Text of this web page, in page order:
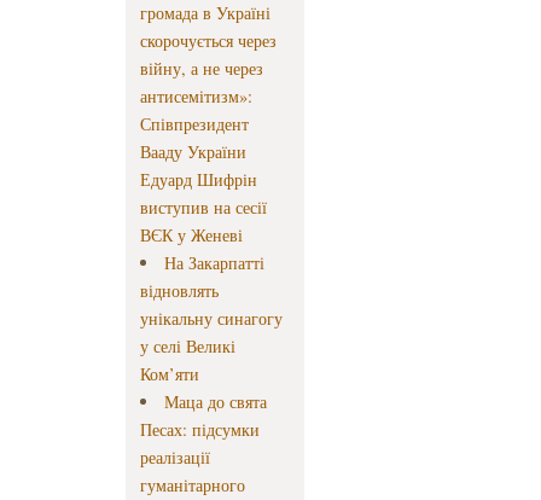
громада в Україні
скорочується через
війну, а не через
антисемітизм»:
Співпрезидент
Вааду України
Едуард Шифрін
виступив на сесії
ВЄК у Женеві
На Закарпатті
відновлять
унікальну синагогу
у селі Великі
Ком’яти
Маца до свята
Песах: підсумки
реалізації
гуманітарного